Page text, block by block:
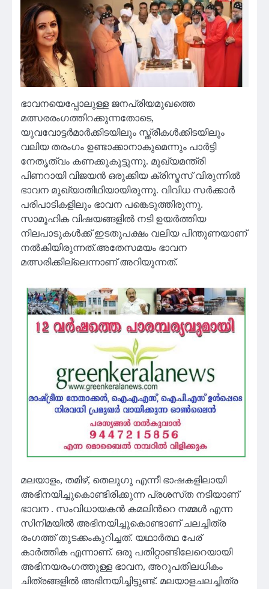
ഭാവനയെപ്പോലുള്ള ജനപ്രിയമുഖത്തെ
മത്സരരംഗത്തിറക്കുന്നതോടെ,
യുവവോട്ടര്‍മാര്‍ക്കിടയിലും സ്ത്രീകള്‍ക്കിടയിലും
വലിയ തരംഗം ഉണ്ടാക്കാനാകുമെന്നും പാര്‍ട്ടി
നേതൃത്വം കണക്കുകൂട്ടുന്നു. മുഖ്യമന്ത്രി
പിണറായി വിജയന്‍ ഒരുക്കിയ ക്രിസ്മസ് വിരുന്നില്‍
ഭാവന മുഖ്യാതിഥിയായിരുന്നു. വിവിധ സര്‍ക്കാര്‍
പരിപാടികളിലും ഭാവന പങ്കെടുത്തിരുന്നു.
സാമൂഹിക വിഷയങ്ങളിൽ നടി ഉയര്‍ത്തിയ
നിലപാടുകള്‍ക്ക് ഇടതുപക്ഷം വലിയ പിന്തുണയാണ്
നല്‍കിയിരുന്നത്.അതേസമയം ഭാവന
മത്സരിക്കില്ലെന്നാണ് അറിയുന്നത്.
മലയാളം, തമിഴ്, തെലുഗു എന്നീ ഭാഷകളിലായി
അഭിനയിച്ചുകൊണ്ടിരിക്കുന്ന പ്രശസ്‌ത നടിയാണ്
ഭാവന . സം‌വിധായകൻ കമലിൻറെ നമ്മൾ എന്ന
സിനിമയിൽ അഭിനയിച്ചുകൊണ്ടാണ്‌ ചലച്ചിത്ര
രംഗത്ത് തുടക്കംകുറിച്ചത്. യഥാർത്ഥ പേര്
കാർത്തിക എന്നാണ്. ഒരു പതിറ്റാണ്ടിലേറെയായി
അഭിനയരംഗത്തുള്ള ഭാവന, അറുപതിലധികം
ചിത്രങ്ങളിൽ അഭിനയിച്ചിട്ടുണ്ട്. മലയാളചലച്ചിത്ര